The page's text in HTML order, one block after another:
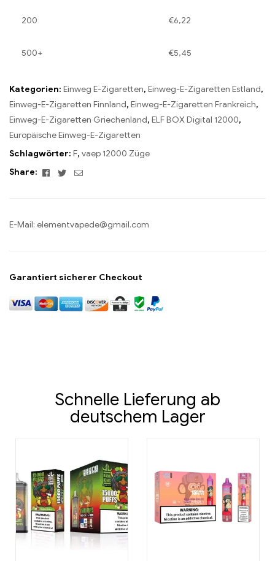
200 €6,22
500+ €5,45
Kategorien: Einweg E-Zigaretten, Einweg-E-Zigaretten Estland,
Einweg-E-Zigaretten Finnland, Einweg-E-Zigaretten Frankreich,
Einweg-E-Zigaretten Griechenland, ELF BOX Digital 12000,
Europäische Einweg-E-Zigaretten
Schlagwörter: F, vaep 12000 Züge
Share:
Facebook
TwitterEmail
E-Mail: elementvapede@gmail.com
Garantiert sicherer Checkout
Schnelle Lieferung ab
deutschem Lager